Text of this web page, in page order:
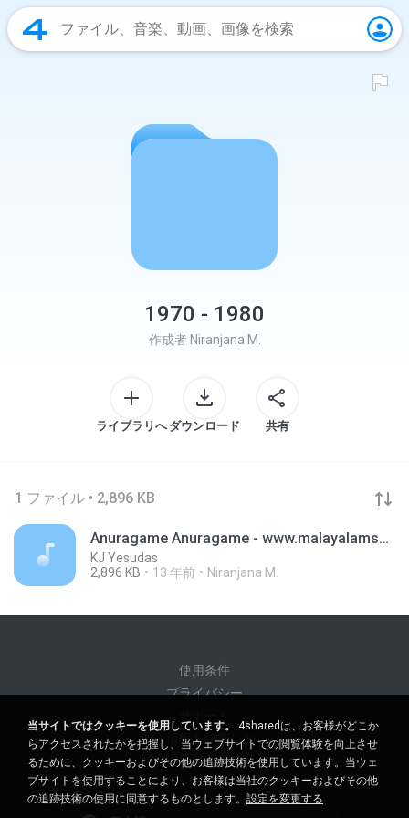
1970 - 1980
作成者 Niranjana M.
ライブラリへ ダウンロード 共有
1 ファイル • 2,896 KB
Anuragame Anuragame - www.malayalamsonglyrics.net
KJ Yesudas
2,896 KB
13 年前 Niranjana M.
使用条件
プライバシー
個人情報を販売しない
個人情報を共有しない
当サイトではクッキーを使用しています。
4sharedは、お客様がどこか
らアクセスされたかを把握し、当ウェブサイトでの閲覧体験を向上させ
るために、クッキーおよびその他の追跡技術を使用しています。当ウェ
ブサイトを使用することにより、お客様は当社のクッキーおよびその他
の追跡技術の使用に同意するものとします。 設定を変更する